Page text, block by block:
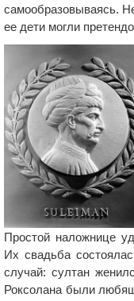
самообразовываясь.
ее дети могли
Простой наложнице
Их свадьба
случай: султан
Роксолана были